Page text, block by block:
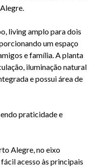
living amplo para dois
um espaço
e família. A planta
iluminação natural
e possui área de
praticidade e
Alegre, no eixo
acesso às principais